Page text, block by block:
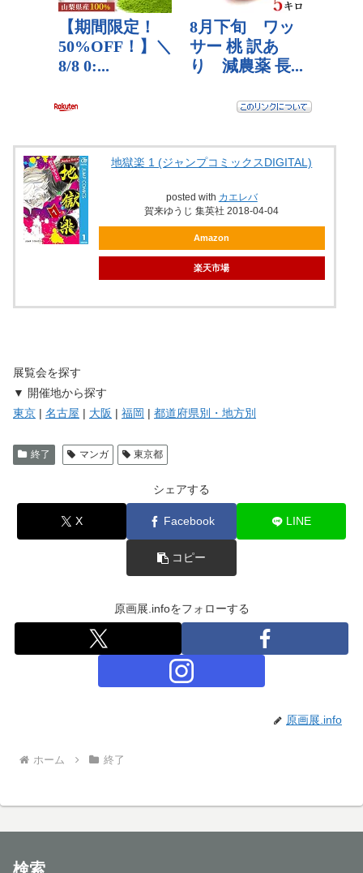
地獄楽 1 (ジャンプコミックスDIGITAL)
posted with カエレバ
賀来ゆうじ 集英社 2018-04-04
Amazon
楽天市場
展覧会を探す
▼ 開催地から探す
東京 | 名古屋 | 大阪 | 福岡 | 都道府県別・地方別
終了 マンガ 東京都
シェアする
X Facebook LINE
コピー
原画展.infoをフォローする
原画展.info
ホーム 終了
検索